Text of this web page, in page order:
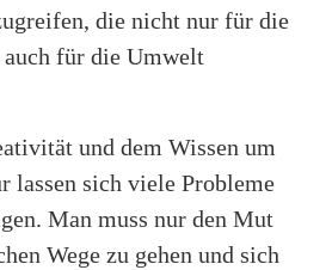
die nicht nur für die
auch für die Umwelt
und dem Wissen um
lassen sich viele Probleme
Man muss nur den Mut
Wege zu gehen und sich